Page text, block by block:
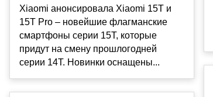
Xiaomi анонсировала Xiaomi 15T и
15T Pro – новейшие флагманские
смартфоны серии 15T, которые
придут на смену прошлогодней
серии 14T. Новинки оснащены...